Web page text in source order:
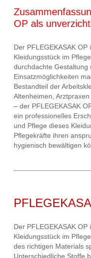
OP als
Der PFLEGEKASAK
Kleidungsstück im
durchdachte Gestaltung
Einsatzmöglichkeiten
Bestandteil der
Altenheimen,
– der PFLEGEKASAK
ein professionelles
und Pflege dieses
Pflegekräfte ihren
hygienisch bewältigen
Der PFLEGEKASAK
Kleidungsstück im
des richtigen Materials
Unterschiedliche Stoffe